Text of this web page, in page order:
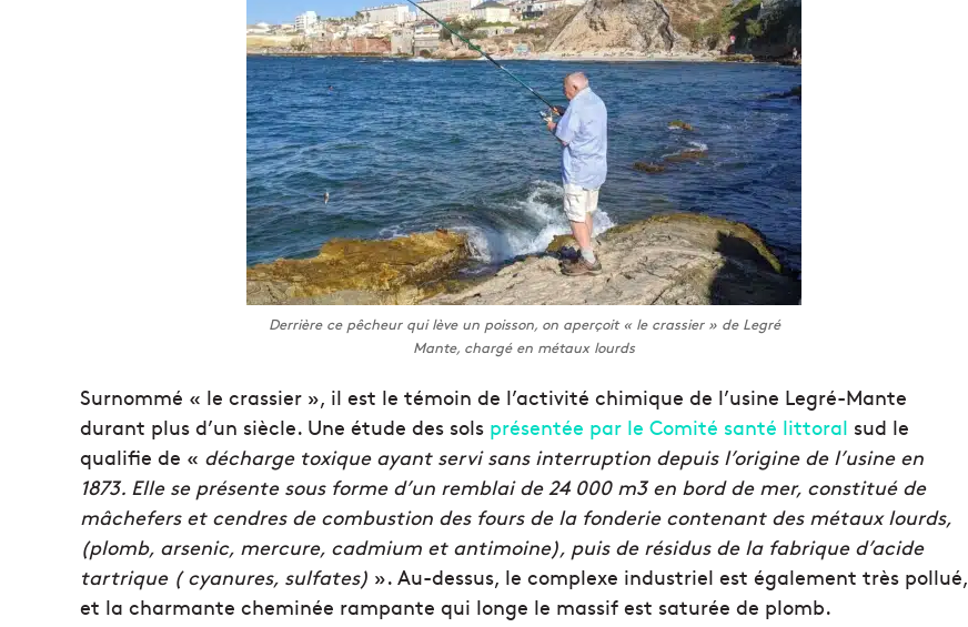
Derrière ce pêcheur qui lève un poisson, on aperçoit « le crassier » de Legré
Mante, chargé en métaux lourds
Surnommé « le crassier », il est le témoin de l’activité chimique de l’usine Legré-Mante
durant plus d’un siècle. Une étude des sols présentée par le Comité santé littoral sud le
qualifie de « décharge toxique ayant servi sans interruption depuis l’origine de l’usine en
1873. Elle se présente sous forme d’un remblai de 24 000 m3 en bord de mer, constitué de
mâchefers et cendres de combustion des fours de la fonderie contenant des métaux lourds,
(plomb, arsenic, mercure, cadmium et antimoine), puis de résidus de la fabrique d’acide
tartrique ( cyanures, sulfates) ». Au-dessus, le complexe industriel est également très pollué,
et la charmante cheminée rampante qui longe le massif est saturée de plomb.